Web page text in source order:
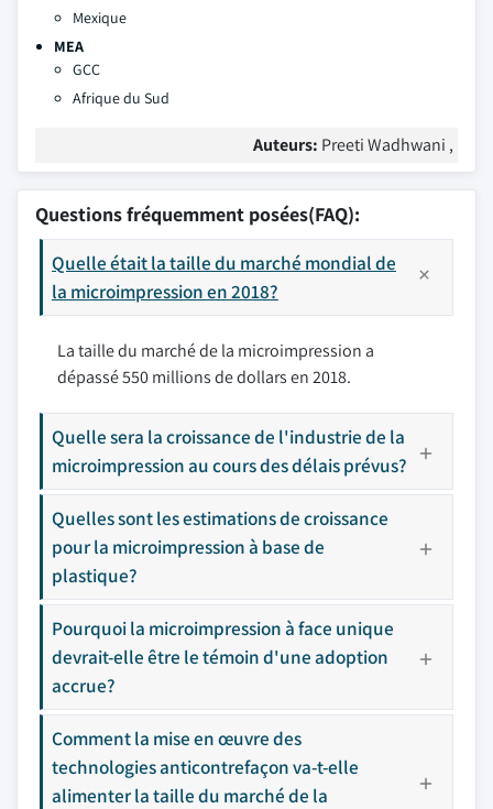
Mexique
MEA
GCC
Afrique du Sud
Auteurs: Preeti Wadhwani ,
Questions fréquemment posées(FAQ):
Quelle était la taille du marché mondial de
la microimpression en 2018?
La taille du marché de la microimpression a
dépassé 550 millions de dollars en 2018.
Quelle sera la croissance de l'industrie de la
microimpression au cours des délais prévus?
Quelles sont les estimations de croissance
pour la microimpression à base de
plastique?
Pourquoi la microimpression à face unique
devrait-elle être le témoin d'une adoption
accrue?
Comment la mise en œuvre des
technologies anticontrefaçon va-t-elle
alimenter la taille du marché de la